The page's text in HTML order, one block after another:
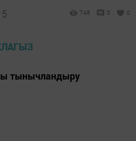
748 0 0
тынычландыру